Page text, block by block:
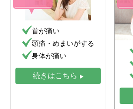
首が痛い
頭痛・めまいがする
身体が痛い
続きはこちら